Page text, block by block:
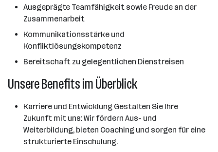
Ausgeprägte Teamfähigkeit sowie Freude an der
Zusammenarbeit
Kommunikationsstärke und
Konfliktlösungskompetenz
Bereitschaft zu gelegentlichen Dienstreisen
Unsere Benefits im Überblick
Karriere und Entwicklung Gestalten Sie Ihre
Zukunft mit uns: Wir fördern Aus- und
Weiterbildung, bieten Coaching und sorgen für eine
strukturierte Einschulung.